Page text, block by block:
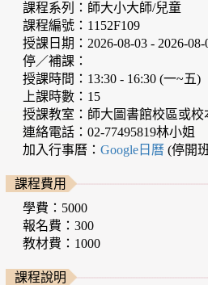
課程系列：師大小大師/兒童
課程編號：1152F109
授課日期：2026-08-03 - 2026-08-
停／補課：
授課時間：13:30 - 16:30 (一~五)
上課時數：15
授課教室：師大圖書館校區或校
連絡電話：02-77495819林小姐
加入行事曆：Google日曆(停開
課程費用
學費：5000
報名費：300
教材費：1000
課程說明